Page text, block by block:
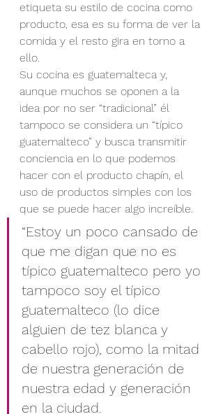
etiqueta su estilo de cocina como
producto, esa es su forma de ver la
comida y el resto gira en torno a
ello.
Su cocina es guatemalteca y,
aunque muchos se oponen a la
idea por no ser “tradicional” él
tampoco se considera un “típico
guatemalteco” y busca transmitir
conciencia en lo que podemos
hacer con el producto chapín, el
uso de productos simples con los
que se puede hacer algo increíble.
“Estoy un poco cansado de
que me digan que no es
típico guatemalteco pero yo
tampoco soy el típico
guatemalteco (lo dice
alguien de tez blanca y
cabello rojo), como la mitad
de nuestra generación de
nuestra edad y generación
en la ciudad.